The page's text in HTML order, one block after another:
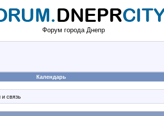
Форум города Днепр
Календарь
и связь